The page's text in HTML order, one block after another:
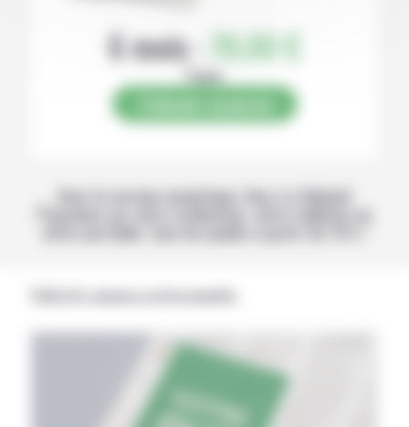
6 mois : 78,00 €
Papier
Avec la version numérique, lisez La Volonté
Paysanne sur votre ordinateur, votre tablette ou